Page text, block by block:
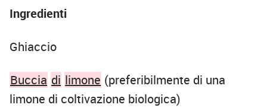
Ingredienti
Ghiaccio
Buccia di limone (preferibilmente di una
limone di coltivazione biologica)